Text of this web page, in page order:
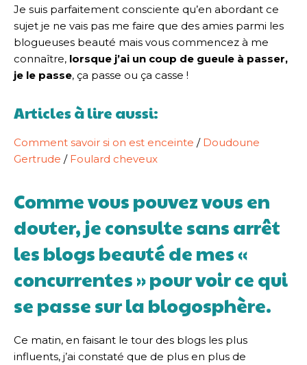
Je suis parfaitement consciente qu’en abordant ce
sujet je ne vais pas me faire que des amies parmi les
blogueuses beauté mais vous commencez à me
connaître, lorsque j’ai un coup de gueule à passer,
je le passe, ça passe ou ça casse !
Articles à lire aussi:
Comment savoir si on est enceinte / Doudoune
Gertrude / Foulard cheveux
Comme vous pouvez vous en
douter, je consulte sans arrêt
les blogs beauté de mes «
concurrentes » pour voir ce qui
se passe sur la blogosphère.
Ce matin, en faisant le tour des blogs les plus
influents, j’ai constaté que de plus en plus de